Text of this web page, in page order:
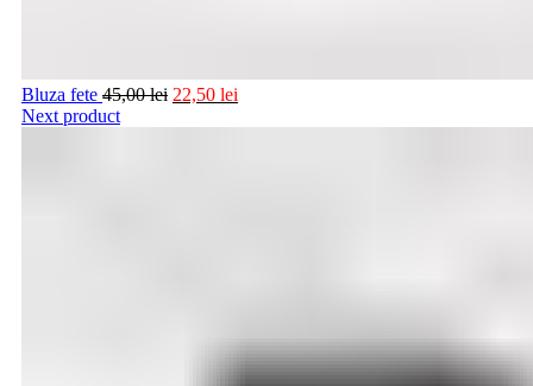
Bluza fete 45,00lei 22,50 lei
Next product